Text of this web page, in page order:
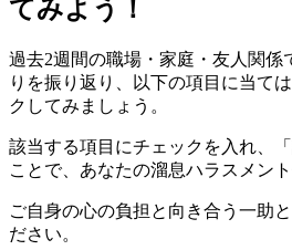
てみよう！
過去2週間の職場・家庭・友人関係
りを振り返り、以下の項目に当て
クしてみましょう。
該当する項目にチェックを入れ、
ことで、あなたの溜息ハラスメン
ご自身の心の負担と向き合う一助
ださい。